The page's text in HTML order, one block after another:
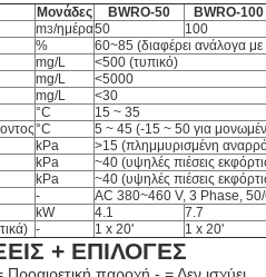
Μονάδες BWRO-50
BWRO-100
m3/ημέρα50
100
%
60~85 (διαφέρει ανάλογα
mg/L
<500 (τυπικό)
mg/L
<5000
mg/L
<30
°C
15 ~ 35
°C
5 ~ 45 (-15 ~ 50 για
kPa
>15 (πλημμυρισμένη
kPa
~40 (υψηλές πιέσεις
kPa
~40 (υψηλές πιέσεις
-
AC 380~460 V, 3 Phase,
kW 4.1
7.7
- 1 x 20' 1 x 20'
+ ΕΠΙΛΟΓΕΣ